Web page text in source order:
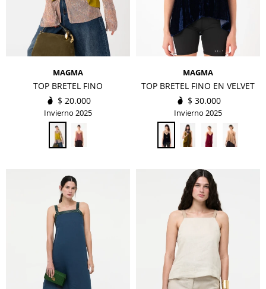
MAGMA
TOP BRETEL FINO
$ 20.000
Invierno 2025
MAGMA
TOP BRETEL FINO EN VELVET
$ 30.000
Invierno 2025